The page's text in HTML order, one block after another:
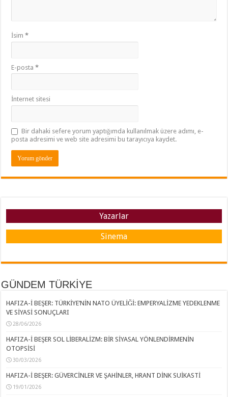
İsim*
E-posta*
İnternet sitesi
Bir dahaki sefere yorum yaptığımda kullanılmak üzere adımı, e-
posta adresimi ve web site adresimi bu tarayıcıya kaydet.
Yazarlar
Sinema
GÜNDEM TÜRKİYE
HAFIZA-İ BEŞER: TÜRKİYE’NİN NATO ÜYELİĞİ: EMPERYALİZME YEDEKLENME
VE SİYASİ SONUÇLARI
28/06/2026
HAFIZA-İ BEŞER SOL LİBERALİZM: BİR SİYASAL YÖNLENDİRMENİN
OTOPSİSİ
30/03/2026
HAFIZA-İ BEŞER: GÜVERCİNLER VE ŞAHİNLER, HRANT DİNK SUİKASTİ
19/01/2026